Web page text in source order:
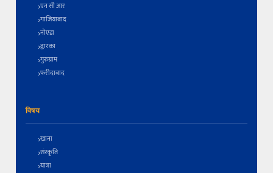
एन सी आर
गाजियाबाद
नोएडा
द्वारका
गुरुग्राम
फरीदाबाद
विषय
खाना
संस्कृति
यात्रा